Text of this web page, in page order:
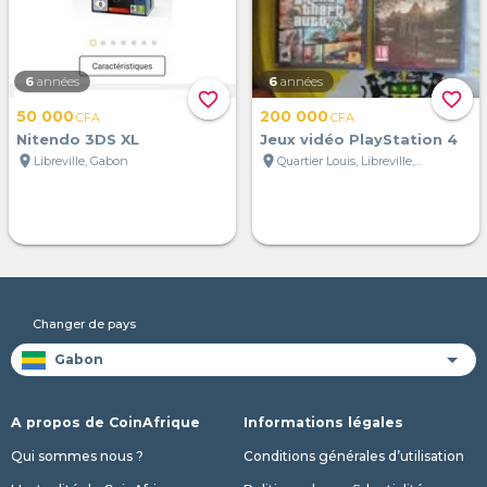
favorite_border
6 années
50 000CFA
Nitendo 3DS XL
location_on Libreville, Gabon
favorite_border
6 années
200 000CFA
Jeux vidéo PlayStation 4
location_on
Quartier Louis, Libreville, Gabon
Changer de pays
A propos de CoinAfrique
Qui sommes nous ?
Informations légales
Conditions générales d’utilisation